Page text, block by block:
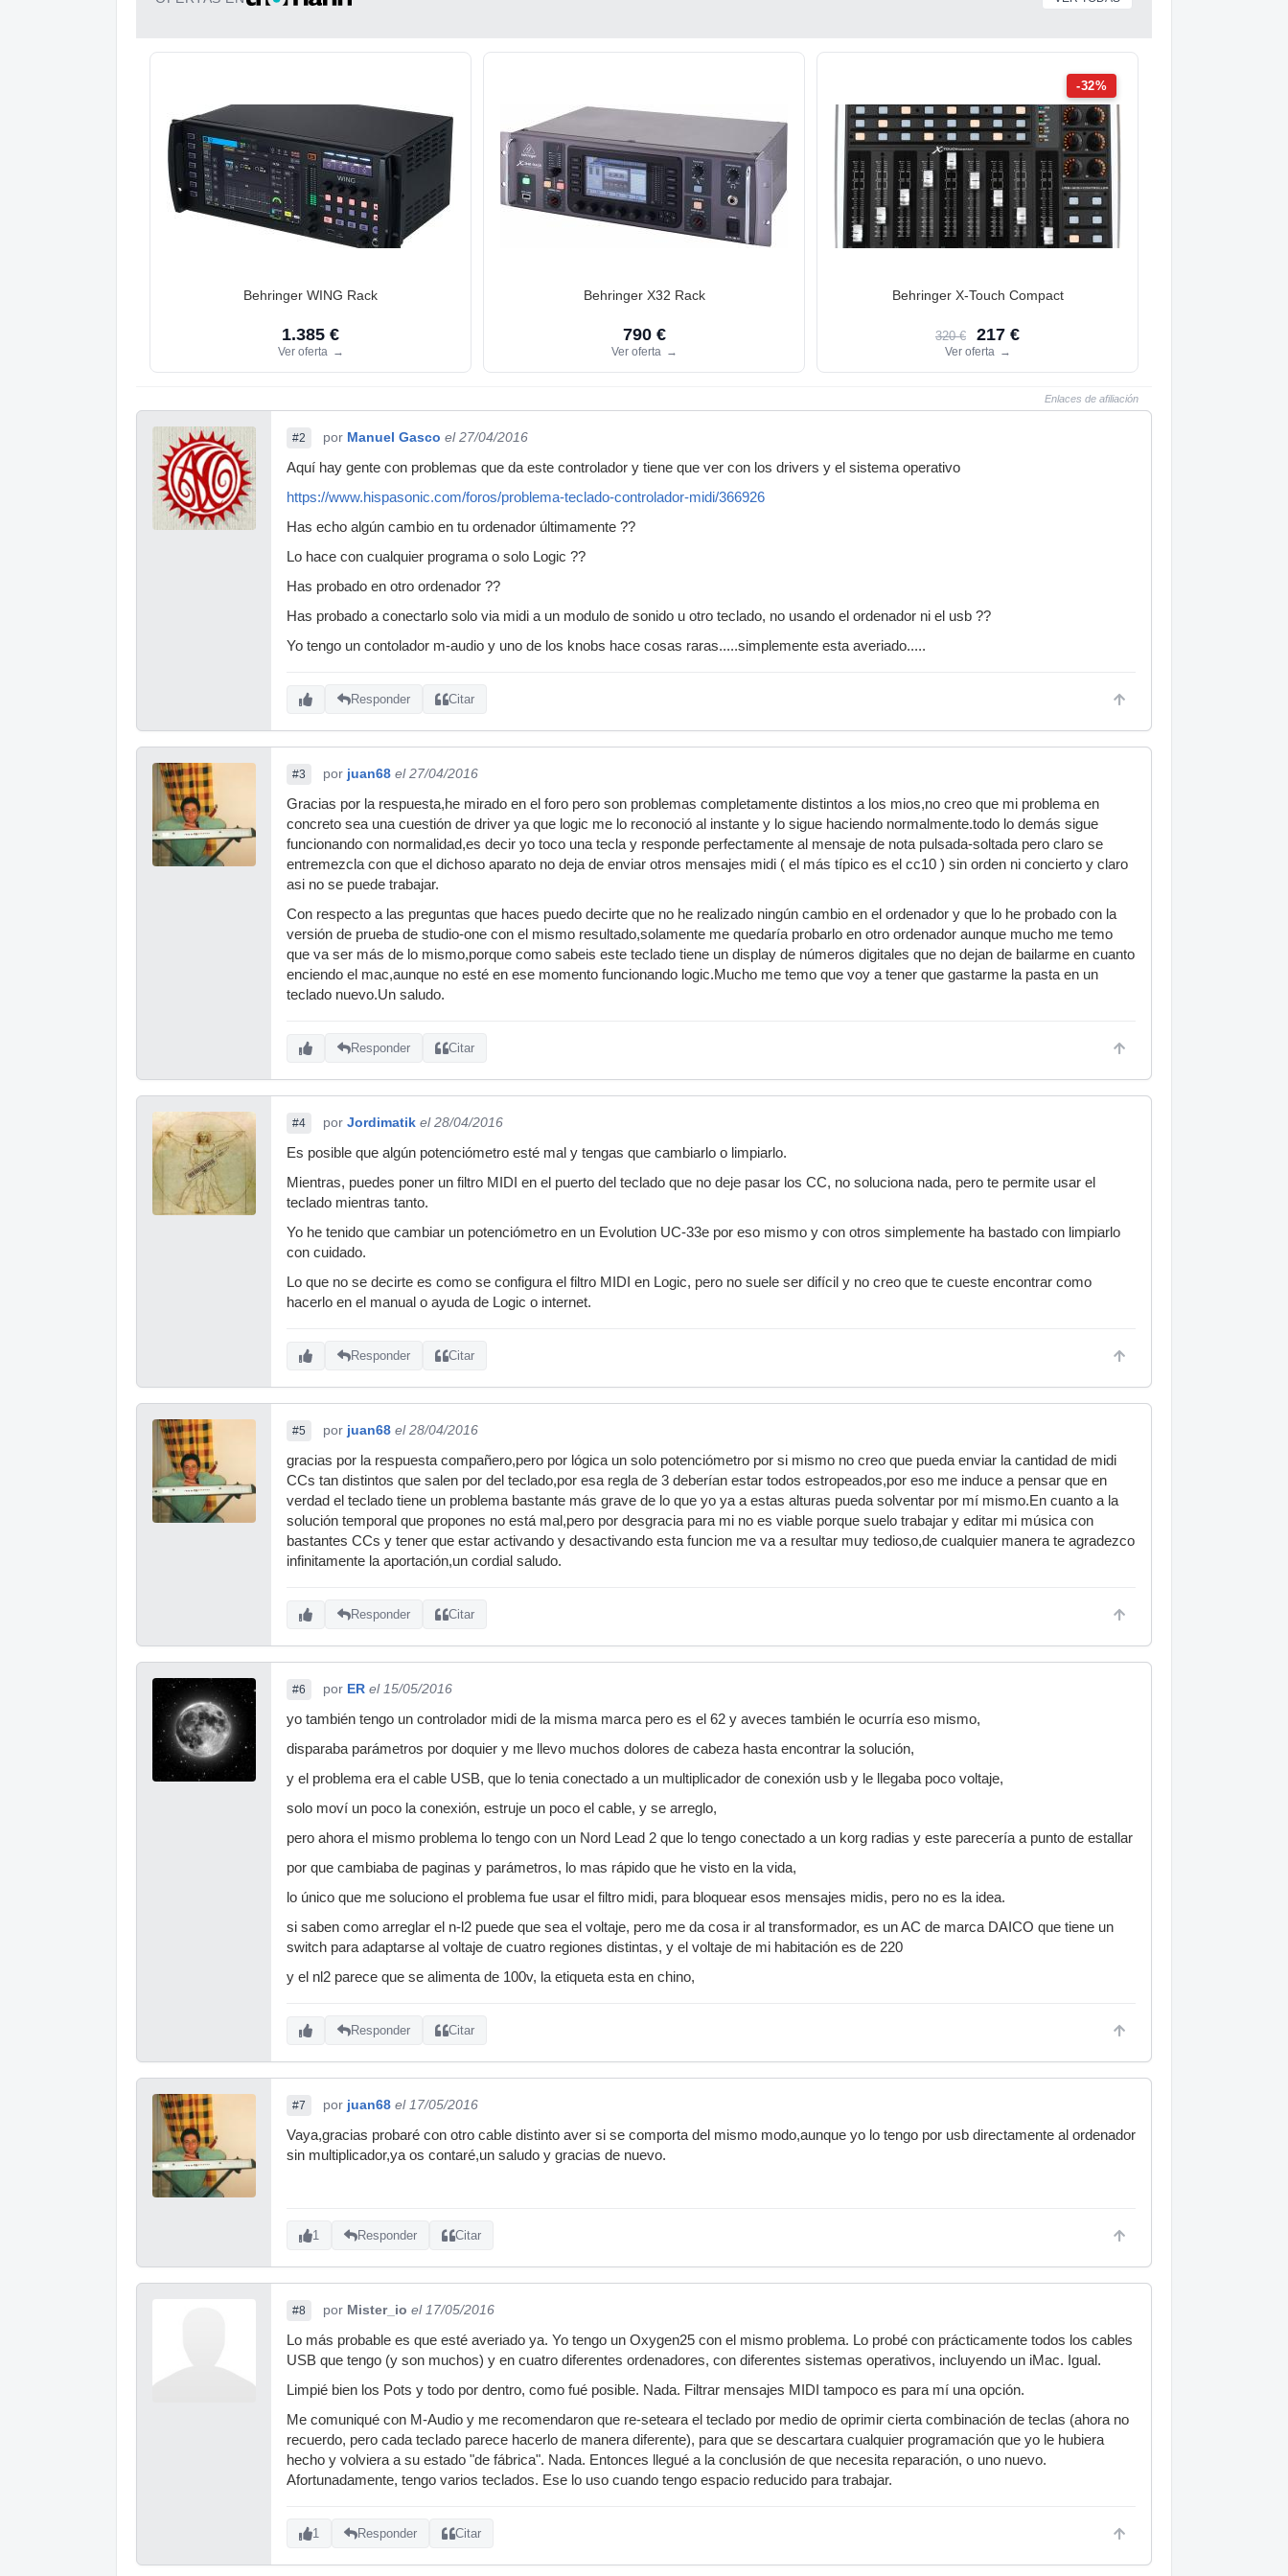
Behringer WING Rack
1.385 €
Ver oferta →
Behringer X32 Rack
790 €
Ver oferta →
-32%
Behringer X-Touch Compact
320 € 217 €
Ver oferta →
Enlaces de afiliación
#2 por Manuel Gasco el 27/04/2016
Aquí hay gente con problemas que da este controlador y tiene que ver con los drivers y el sistema operativo
https://www.hispasonic.com/foros/problema-teclado-controlador-midi/366926
Has echo algún cambio en tu ordenador últimamente ??
Lo hace con cualquier programa o solo Logic ??
Has probado en otro ordenador ??
Has probado a conectarlo solo via midi a un modulo de sonido u otro teclado, no usando el ordenador ni el usb ??
Yo tengo un contolador m-audio y uno de los knobs hace cosas raras.....simplemente esta averiado.....
Responder Citar
#3 por juan68 el 27/04/2016
Gracias por la respuesta,he mirado en el foro pero son problemas completamente distintos a los mios,no creo que mi problema en
concreto sea una cuestión de driver ya que logic me lo reconoció al instante y lo sigue haciendo normalmente.todo lo demás sigue
funcionando con normalidad,es decir yo toco una tecla y responde perfectamente al mensaje de nota pulsada-soltada pero claro se
entremezcla con que el dichoso aparato no deja de enviar otros mensajes midi ( el más típico es el cc10 ) sin orden ni concierto y claro
asi no se puede trabajar.
Con respecto a las preguntas que haces puedo decirte que no he realizado ningún cambio en el ordenador y que lo he probado con la
versión de prueba de studio-one con el mismo resultado,solamente me quedaría probarlo en otro ordenador aunque mucho me temo
que va ser más de lo mismo,porque como sabeis este teclado tiene un display de números digitales que no dejan de bailarme en cuanto
enciendo el mac,aunque no esté en ese momento funcionando logic.Mucho me temo que voy a tener que gastarme la pasta en un
teclado nuevo.Un saludo.
Responder Citar
#4 por Jordimatik el 28/04/2016
Es posible que algún potenciómetro esté mal y tengas que cambiarlo o limpiarlo.
Mientras, puedes poner un filtro MIDI en el puerto del teclado que no deje pasar los CC, no soluciona nada, pero te permite usar el
teclado mientras tanto.
Yo he tenido que cambiar un potenciómetro en un Evolution UC-33e por eso mismo y con otros simplemente ha bastado con limpiarlo
con cuidado.
Lo que no se decirte es como se configura el filtro MIDI en Logic, pero no suele ser difícil y no creo que te cueste encontrar como
hacerlo en el manual o ayuda de Logic o internet.
Responder Citar
#5 por juan68 el 28/04/2016
gracias por la respuesta compañero,pero por lógica un solo potenciómetro por si mismo no creo que pueda enviar la cantidad de midi
CCs tan distintos que salen por del teclado,por esa regla de 3 deberían estar todos estropeados,por eso me induce a pensar que en
verdad el teclado tiene un problema bastante más grave de lo que yo ya a estas alturas pueda solventar por mí mismo.En cuanto a la
solución temporal que propones no está mal,pero por desgracia para mi no es viable porque suelo trabajar y editar mi música con
bastantes CCs y tener que estar activando y desactivando esta funcion me va a resultar muy tedioso,de cualquier manera te agradezco
infinitamente la aportación,un cordial saludo.
Responder Citar
#6 por ER el 15/05/2016
yo también tengo un controlador midi de la misma marca pero es el 62 y aveces también le ocurría eso mismo,
disparaba parámetros por doquier y me llevo muchos dolores de cabeza hasta encontrar la solución,
y el problema era el cable USB, que lo tenia conectado a un multiplicador de conexión usb y le llegaba poco voltaje,
solo moví un poco la conexión, estruje un poco el cable, y se arreglo,
pero ahora el mismo problema lo tengo con un Nord Lead 2 que lo tengo conectado a un korg radias y este parecería a punto de estallar
por que cambiaba de paginas y parámetros, lo mas rápido que he visto en la vida,
lo único que me soluciono el problema fue usar el filtro midi, para bloquear esos mensajes midis, pero no es la idea.
si saben como arreglar el n-l2 puede que sea el voltaje, pero me da cosa ir al transformador, es un AC de marca DAICO que tiene un
switch para adaptarse al voltaje de cuatro regiones distintas, y el voltaje de mi habitación es de 220
y el nl2 parece que se alimenta de 100v, la etiqueta esta en chino,
Responder Citar
#7 por juan68 el 17/05/2016
Vaya,gracias probaré con otro cable distinto aver si se comporta del mismo modo,aunque yo lo tengo por usb directamente al ordenador
sin multiplicador,ya os contaré,un saludo y gracias de nuevo.
1 Responder Citar
#8 por Mister_io el 17/05/2016
Lo más probable es que esté averiado ya. Yo tengo un Oxygen25 con el mismo problema. Lo probé con prácticamente todos los cables
USB que tengo (y son muchos) y en cuatro diferentes ordenadores, con diferentes sistemas operativos, incluyendo un iMac. Igual.
Limpié bien los Pots y todo por dentro, como fué posible. Nada. Filtrar mensajes MIDI tampoco es para mí una opción.
Me comuniqué con M-Audio y me recomendaron que re-seteara el teclado por medio de oprimir cierta combinación de teclas (ahora no
recuerdo, pero cada teclado parece hacerlo de manera diferente), para que se descartara cualquier programación que yo le hubiera
hecho y volviera a su estado "de fábrica". Nada. Entonces llegué a la conclusión de que necesita reparación, o uno nuevo.
Afortunadamente, tengo varios teclados. Ese lo uso cuando tengo espacio reducido para trabajar.
1 Responder Citar